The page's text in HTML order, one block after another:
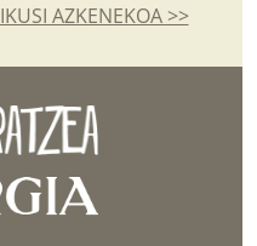
IKUSI AZKENEKOA >>